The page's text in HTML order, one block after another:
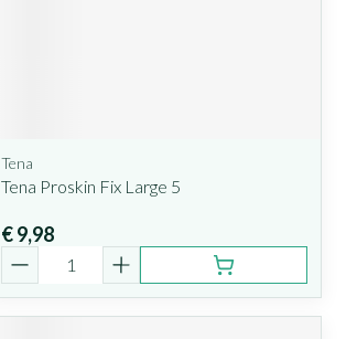
Tena
Tena Proskin Fix Large 5
€ 9,98